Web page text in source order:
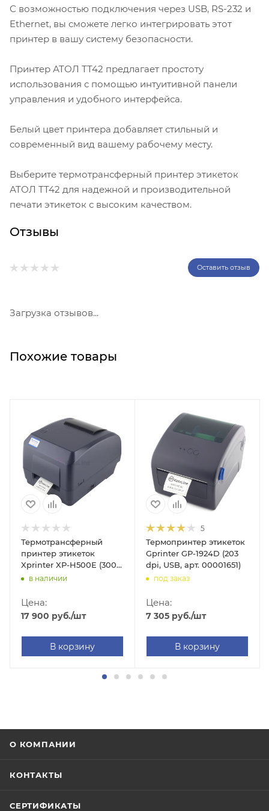
С возможностью подключения через USB, RS-232 и
Ethernet, вы сможете легко интегрировать этот
принтер в вашу систему безопасности.
Принтер АТОЛ ТТ42 предлагает простоту
использования с помощью интуитивной панели
управления и удобного интерфейса.
Белый цвет принтера добавляет стильный и
современный вид вашему рабочему месту.
Выберите термотрансферный принтер этикеток
АТОЛ ТТ42 для надежной и производительной
печати этикеток с высоким качеством.
Отзывы
Оставить отзыв
Загрузка отзывов...
Похожие товары
Термотрансферный
принтер этикеток
Xprinter XP-H500E (300
dpi, USB/RS-232, арт.
в наличии
Цена:
17 900 руб./шт
В корзину
5
Термопринтер этикеток
Gprinter GP-1924D (203
dpi, USB, арт. 00001651)
под заказ
Цена:
7 305 руб./шт
В корзину
О КОМПАНИИ
КОНТАКТЫ
СЕРТИФИКАТЫ